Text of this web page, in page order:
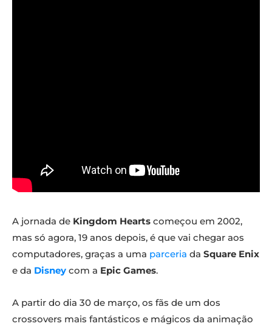
A jornada de Kingdom Hearts começou em 2002,
mas só agora, 19 anos depois, é que vai chegar aos
computadores, graças a uma parceria da Square Enix
e da Disney com a Epic Games.
A partir do dia 30 de março, os fãs de um dos
crossovers mais fantásticos e mágicos da animação